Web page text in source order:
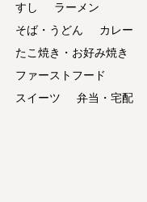
すし
ラーメン
そば・うどん
カレー
たこ焼き・お好み焼き
ファーストフード
スイーツ
弁当・宅配